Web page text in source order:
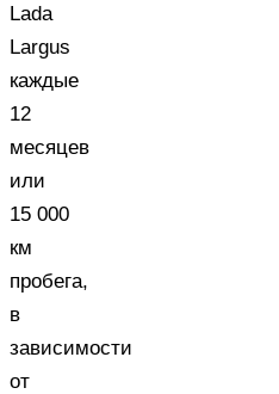
Lada
Largus
каждые
12
месяцев
или
15 000
км
пробега,
в
зависимости
от